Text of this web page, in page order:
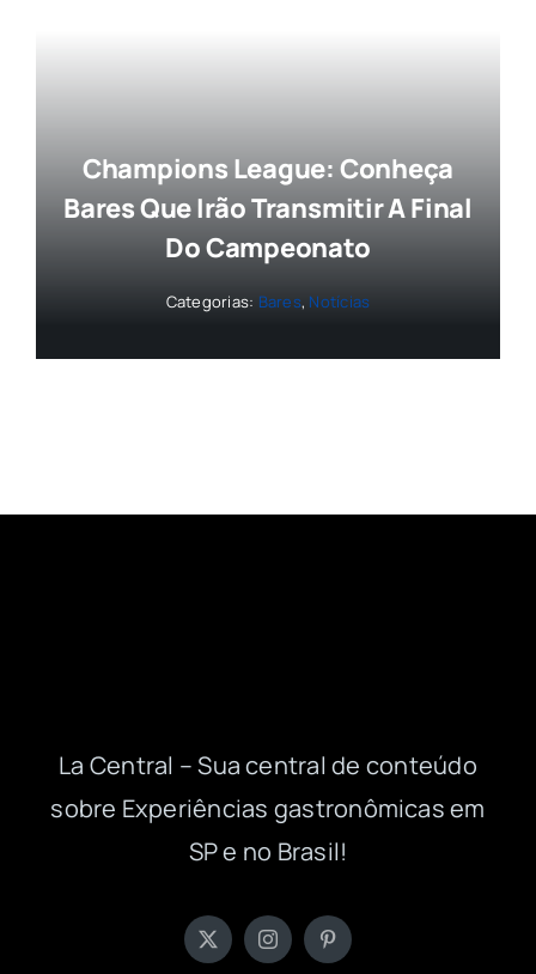
Champions League: Conheça
Bares Que Irão Transmitir A Final
Do Campeonato
Categorias: Bares, Notícias
La Central – Sua central de conteúdo
sobre Experiências gastronômicas em
SP e no Brasil!